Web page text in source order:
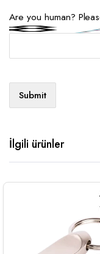
Are you human?
İlgili ürünler